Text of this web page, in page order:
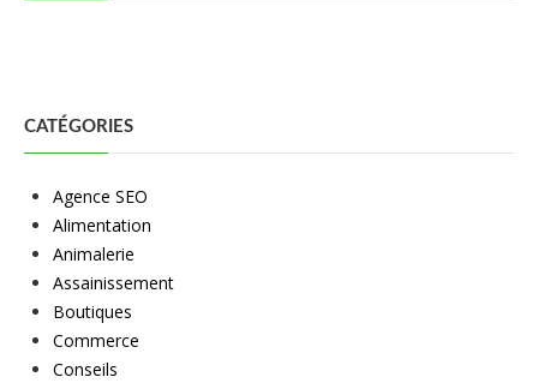
CATÉGORIES
Agence SEO
Alimentation
Animalerie
Assainissement
Boutiques
Commerce
Conseils